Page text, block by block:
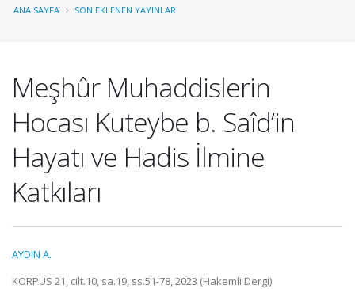
ANA SAYFA SON EKLENEN YAYINLAR
Meşhûr Muhaddislerin
Hocası Kuteybe b. Saîd’in
Hayatı ve Hadis İlmine
Katkıları
AYDIN A.
KORPUS 21, cilt.10, sa.19, ss.51-78, 2023 (Hakemli Dergi)